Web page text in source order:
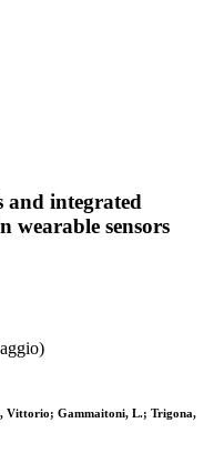
and integrated
wearable sensors
Vittorio; Gammaitoni, L.; Trigona,